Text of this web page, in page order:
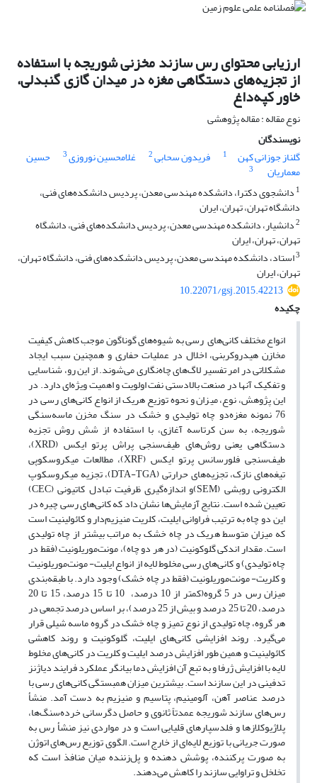
ارزیابی محتوای رس سازند مخزنی شوریجه با استفاده
از تجزیه‌های دستگاهی مغزه در میدان گازی گنبدلی،
خاور کپه‌داغ
نوع مقاله : مقاله پژوهشی
نویسندگان
گلناز جوزانی کهن
1 فریدون سحابی2 غلامحسین نوروزی3 حسین
معماریان
3
1 دانشجوی دکترا، دانشکده مهندسی معدن، پردیس دانشکده‌های فنی،
دانشگاه تهران، تهران، ایران
2دانشیار، دانشکده مهندسی معدن، پردیس دانشکده‌های فنی، دانشگاه
تهران، تهران، ایران
3استاد، دانشکده مهندسی معدن، پردیس دانشکده‌های فنی، دانشگاه تهران،
تهران، ایران
10.22071/gsj.2015.42213
چکیده
انواع مختلف کانی‌های رسی به شیوه‌های گوناگون موجب کاهش کیفیت
مخازن هیدروکربنی، اخلال در عملیات حفاری و همچنین سبب ایجاد
مشکلاتی در امر تفسیر لاگ‌های چا‌ه‌نگاری می‌شوند. از این رو، شناسایی
و تفکیک آنها در صنعت بالادستی نفت اولویت و اهمیت ویژه‌ای دارد. در
این پژوهش، نوع، میزان و نحوه توزیع هریک از انواع کانی‌های رسی در
76 نمونه مغزه‌دو چاه تولیدی و خشک در سنگ مخزن ماسه‌سنگی
شوریجه، به سن کرتاسه آغازی، با استفاده از شش روش تجزیه
دستگاهی یعنی روش‌های طیف‌سنجی پراش پرتو ایکس (XRD)،
طیف‌سنجی فلورسانس پرتو ایکس (XRF)، مطالعات میکروسکوپی
تیغه‌های نازک، تجزیه‌های حرارتی (DTA-TGA)، تجزیه میکروسکوپ
الکترونی روبشی (SEM)‌و اندازه‌گیری ظرفیت تبادل کاتیونی (CEC)
تعیین شده است. نتایج آزمایش‌ها نشان داد که کانی‌های رسی چیره در
این دو چاه به ترتیب فراوانی ایلیت، کلریت منیزیم‌دار و کائولینیت است
که میزان متوسط هریک در چاه خشک به مراتب بیشتر از چاه تولیدی
است. مقدار اندکی گلوکونیت (در هر دو چاه)، مونت‌موریلونیت (فقط در
چاه تولیدی) و کانی‌های رسی مخلوط ‌لایه از انواع ایلیت- مونت‌موریلونیت
و کلریت- مونت‌موریلونیت (فقط در چاه خشک) وجود دارد. با طبقه‌بندی
میزان رس در 5 گروه‌(کمتر از 10 درصد، 10 تا 15 درصد، 15 تا 20
درصد، 20 تا 25 درصد و بیش از 25 درصد)، بر اساس درصد تجمعی در
هر گروه، چاه تولیدی از نوع تمیز و چاه خشک در گروه ماسه شیلی قرار
می‌گیرد. روند افزایشی کانی‌های ایلیت، گلوکونیت و روند کاهشی
کائولینیت و همین طور افزایش درصد ایلیت و کلریت در کانی‌های مخلوط
‌لایه با افزایش ژرفا و به تبع آن افزایش دما بیانگر عملکرد فرایند دیاژنز
تدفینی در این سازند است. بیشترین میزان همبستگی کانی‌های رسی با
درصد عناصر آهن، آلومینیم، پتاسیم و منیزیم به دست آمد. منشأ
رس‌های سازند شوریجه عمدتاً ثانوی و حاصل دگرسانی خرده‌سنگ‌ها،
پلاژیوکلازها و فلدسپارهای قلیایی است و در مواردی نیز منشأ رس به
صورت جریانی با توزیع لایه‌ای از خارج است. الگوی توزیع رس‌های اتوژن
به صورت پرکننده، پوشش دهنده و پل‌زننده میان منافذ است که
تخلخل و تراوایی سازند را کاهش می‌دهند.